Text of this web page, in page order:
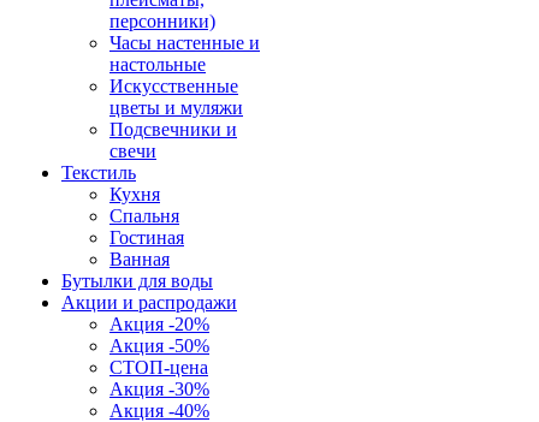
персонники)
Часы настенные и
настольные
Искусственные
цветы и муляжи
Подсвечники и
свечи
Текстиль
Кухня
Спальня
Гостиная
Ванная
Бутылки для воды
Акции и распродажи
Акция -20%
Акция -50%
СТОП-цена
Акция -30%
Акция -40%